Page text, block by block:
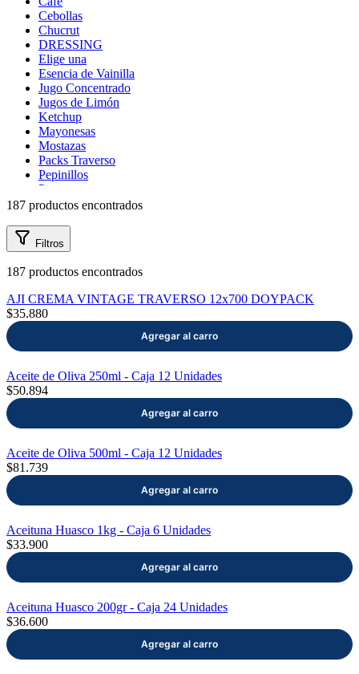
mayor
Estilo de Vida
Contáctanos
Nosotros
Ayuda
Traverso
Información
Cebollas
Chucrut
DRESSING
Elige una
Esencia de Vainilla
Jugo Concentrado
Jugos de Limón
Ketchup
Mayonesas
Mostazas
Packs Traverso
Pepinillos
Pestos
Pickles
Salsa Soya
Salsa Teriyaki
Vinagres
187 productos encontrados
Filtros
187 productos encontrados
AJI CREMA VINTAGE TRAVERSO 12x700 DOYPACK
$35.880
Aceite de Oliva 250ml - Caja 12 Unidades
$50.894
Aceite de Oliva 500ml - Caja 12 Unidades
$81.739
Aceituna Huasco 1kg - Caja 6 Unidades
$33.900
Aceituna Huasco 200gr - Caja 24 Unidades
$36.600
Categorías
A LA MESA
Aceite de
Oliva
Aceitunas
Aceto
Balsámico
Ají Crema
Ají Extracto
BARBECUE
Cebollas
DRESSING
Elige una
Vainilla
Concentrado
Jugos de
Mostazas
Packs
Traverso
Pestos
Salsa
Americana
Salsa
Sopas
Vinagres